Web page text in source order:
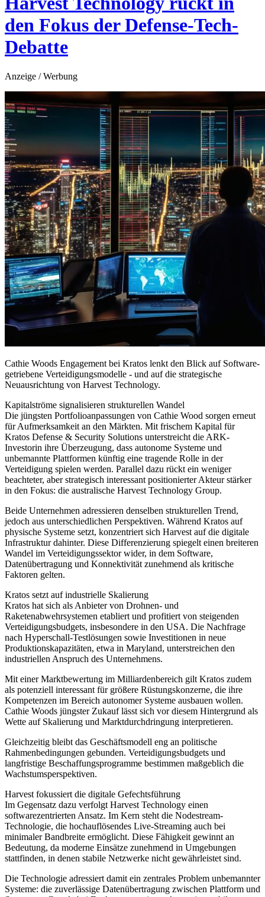
den Fokus der Defense-Tech-
Debatte
Anzeige / Werbung
Cathie Woods Engagement bei Kratos lenkt den Blick auf Software-
getriebene Verteidigungsmodelle - und auf die strategische
Neuausrichtung von Harvest Technology.
Kapitalströme signalisieren strukturellen Wandel
Die jüngsten Portfolioanpassungen von Cathie Wood sorgen erneut
für Aufmerksamkeit an den Märkten. Mit frischem Kapital für
Kratos Defense & Security Solutions unterstreicht die ARK-
Investorin ihre Überzeugung, dass autonome Systeme und
unbemannte Plattformen künftig eine tragende Rolle in der
Verteidigung spielen werden. Parallel dazu rückt ein weniger
beachteter, aber strategisch interessant positionierter Akteur stärker
in den Fokus: die australische Harvest Technology Group.
Beide Unternehmen adressieren denselben strukturellen Trend,
jedoch aus unterschiedlichen Perspektiven. Während Kratos auf
physische Systeme setzt, konzentriert sich Harvest auf die digitale
Infrastruktur dahinter. Diese Differenzierung spiegelt einen breiteren
Wandel im Verteidigungssektor wider, in dem Software,
Datenübertragung und Konnektivität zunehmend als kritische
Faktoren gelten.
Kratos setzt auf industrielle Skalierung
Kratos hat sich als Anbieter von Drohnen- und
Raketenabwehrsystemen etabliert und profitiert von steigenden
Verteidigungsbudgets, insbesondere in den USA. Die Nachfrage
nach Hyperschall-Testlösungen sowie Investitionen in neue
Produktionskapazitäten, etwa in Maryland, unterstreichen den
industriellen Anspruch des Unternehmens.
Mit einer Marktbewertung im Milliardenbereich gilt Kratos zudem
als potenziell interessant für größere Rüstungskonzerne, die ihre
Kompetenzen im Bereich autonomer Systeme ausbauen wollen.
Cathie Woods jüngster Zukauf lässt sich vor diesem Hintergrund als
Wette auf Skalierung und Marktdurchdringung interpretieren.
Gleichzeitig bleibt das Geschäftsmodell eng an politische
Rahmenbedingungen gebunden. Verteidigungsbudgets und
langfristige Beschaffungsprogramme bestimmen maßgeblich die
Wachstumsperspektiven.
Harvest fokussiert die digitale Gefechtsführung
Im Gegensatz dazu verfolgt Harvest Technology einen
softwarezentrierten Ansatz. Im Kern steht die Nodestream-
Technologie, die hochauflösendes Live-Streaming auch bei
minimaler Bandbreite ermöglicht. Diese Fähigkeit gewinnt an
Bedeutung, da moderne Einsätze zunehmend in Umgebungen
stattfinden, in denen stabile Netzwerke nicht gewährleistet sind.
Die Technologie adressiert damit ein zentrales Problem unbemannter
Systeme: die zuverlässige Datenübertragung zwischen Plattform und